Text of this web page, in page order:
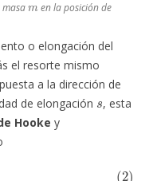
en la posición de
o elongación del
el resorte mismo
a la dirección de
de elongación
s
, esta
Hooke y